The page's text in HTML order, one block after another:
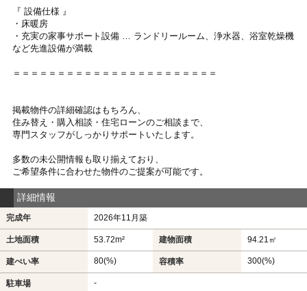
『 設備仕様 』
・床暖房
・充実の家事サポート設備 … ランドリールーム、浄水器、浴室乾燥機
など先進設備が満載
＝＝＝＝＝＝＝＝＝＝＝＝＝＝＝＝＝＝＝＝＝＝＝
掲載物件の詳細確認はもちろん、
住み替え・購入相談・住宅ローンのご相談まで、
専門スタッフがしっかりサポートいたします。
多数の未公開情報も取り揃えており、
ご希望条件に合わせた物件のご提案が可能です。
詳細情報
完成年 2026年11月築
土地面積 53.72m² 建物面積 94.21㎡
建ぺい率 80(%) 容積率 300(%)
駐車場 -